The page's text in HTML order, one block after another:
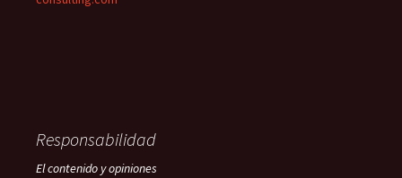
Responsabilidad
El contenido y opiniones